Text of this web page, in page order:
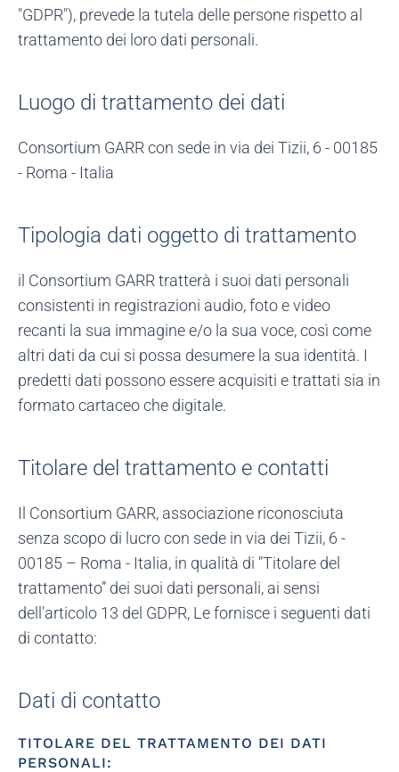
"GDPR"), prevede la tutela delle persone rispetto al
trattamento dei loro dati personali.
Luogo di trattamento dei dati
Consortium GARR con sede in via dei Tizii, 6 - 00185
- Roma - Italia
Tipologia dati oggetto di trattamento
il Consortium GARR tratterà i suoi dati personali
consistenti in registrazioni audio, foto e video
recanti la sua immagine e/o la sua voce, così come
altri dati da cui si possa desumere la sua identità. I
predetti dati possono essere acquisiti e trattati sia in
formato cartaceo che digitale.
Titolare del trattamento e contatti
Il Consortium GARR, associazione riconosciuta
senza scopo di lucro con sede in via dei Tizii, 6 -
00185 – Roma - Italia, in qualità di "Titolare del
trattamento” dei suoi dati personali, ai sensi
dell'articolo 13 del GDPR, Le fornisce i seguenti dati
di contatto:
Dati di contatto
TITOLARE DEL TRATTAMENTO DEI DATI
PERSONALI: